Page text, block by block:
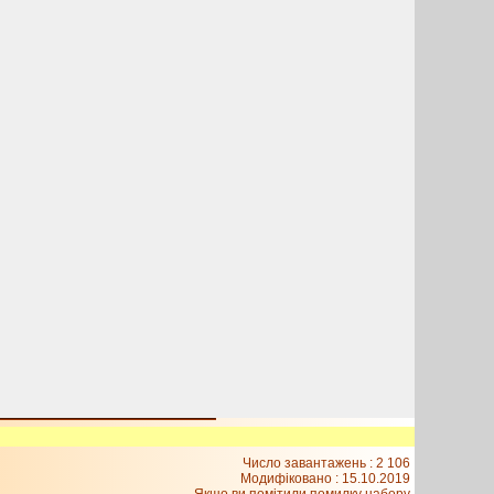
Число завантажень : 2 106
Модифіковано : 15.10.2019